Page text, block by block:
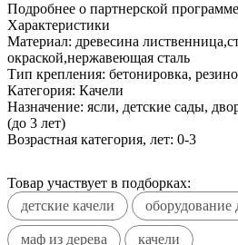
Подробнее о партнерской программе
Характеристики
Материал: древесина
окраской,нержавеющая сталь
Тип крепления: бетонировка,
Категория: Качели
Назначение: ясли, детские сады,
(до 3 лет)
Возрастная категория, лет: 0-3
Товар участвует в подборках:
детские качели
оборудование
маф из дерева
качели